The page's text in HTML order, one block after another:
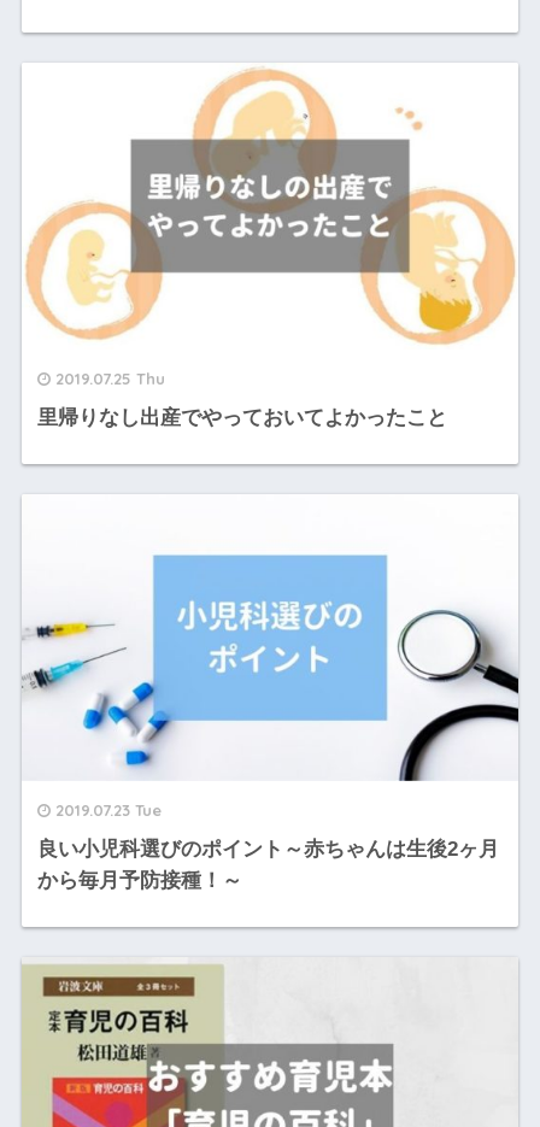
2019.07.25 Thu
里帰りなし出産でやっておいてよかったこと
2019.07.23 Tue
良い小児科選びのポイント～赤ちゃんは生後2ヶ月
から毎月予防接種！～